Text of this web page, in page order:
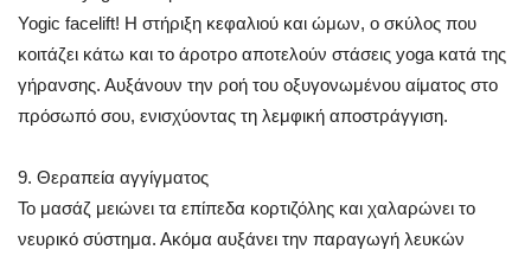
Yogic facelift! Η στήριξη κεφαλιού και ώμων, ο σκύλος που
κοιτάζει κάτω και το άροτρο αποτελούν στάσεις yoga κατά της
γήρανσης. Αυξάνουν την ροή του οξυγονωμένου αίματος στο
πρόσωπό σου, ενισχύοντας τη λεμφική αποστράγγιση.
9. Θεραπεία αγγίγματος
Το μασάζ μειώνει τα επίπεδα κορτιζόλης και χαλαρώνει το
νευρικό σύστημα. Ακόμα αυξάνει την παραγωγή λευκών